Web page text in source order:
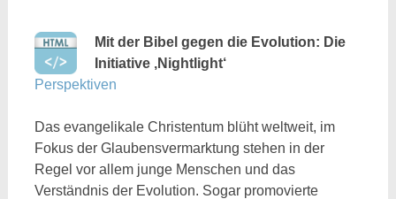
Mit der Bibel gegen die Evolution: Die
Initiative ‚Nightlight‘
Perspektiven
Das evangelikale Christentum blüht weltweit, im
Fokus der Glaubensvermarktung stehen in der
Regel vor allem junge Menschen und das
Verständnis der Evolution. Sogar promovierte